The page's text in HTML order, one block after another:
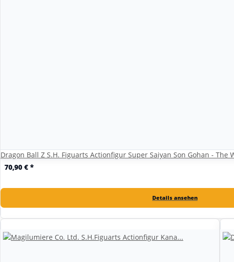
Dragon Ball Z S.H. Figuarts Actionfigur Super Saiyan Son Gohan - The
70,90 € *
Details ansehen